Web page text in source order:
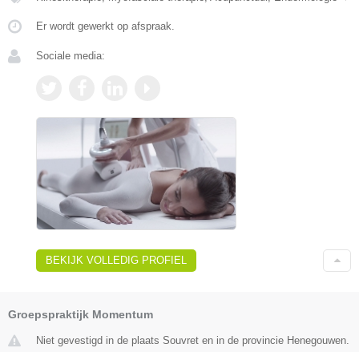
Er wordt gewerkt op afspraak.
Sociale media:
BEKIJK VOLLEDIG PROFIEL
Groepspraktijk Momentum
Niet gevestigd in de plaats Souvret en in de provincie Henegouwen.